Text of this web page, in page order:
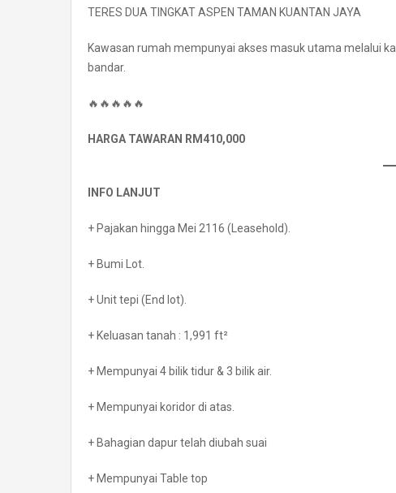
TERES DUA TINGKAT ASPEN TAMAN KUANTAN JAYA
Kawasan rumah mempunyai akses masuk utama melalui
bandar.
🔥🔥🔥🔥🔥
HARGA TAWARAN RM410,000
INFO LANJUT
+ Pajakan hingga Mei 2116 (Leasehold).
+ Bumi Lot.
+ Unit tepi (End lot).
+ Keluasan tanah : 1,991 ft²
+ Mempunyai 4 bilik tidur & 3 bilik air.
+ Mempunyai koridor di atas.
+ Bahagian dapur telah diubah suai
+ Mempunyai Table top